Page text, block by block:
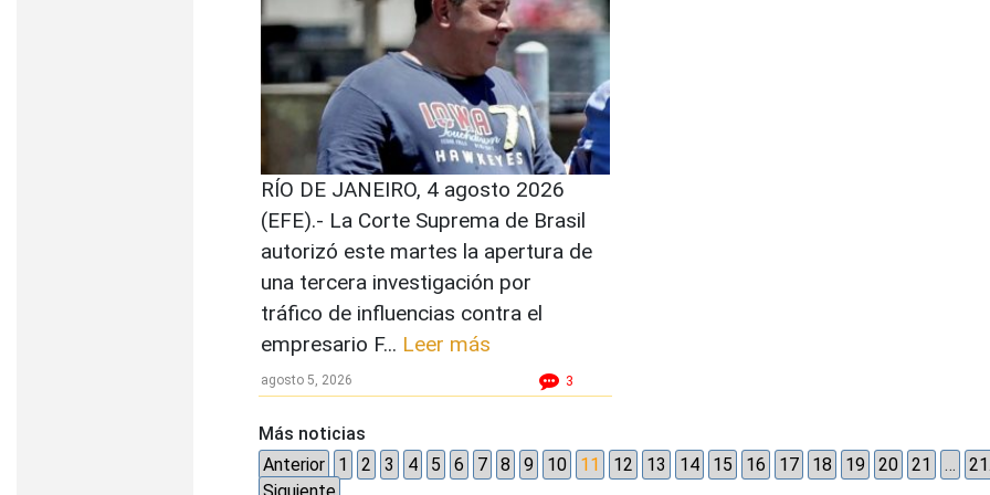
RÍO DE JANEIRO, 4 agosto 2026
(EFE).- La Corte Suprema de Brasil
autorizó este martes la apertura de
una tercera investigación por
tráfico de influencias contra el
empresario F... Leer más
agosto 5, 2026 3
Más noticias
Anterior
1 2 3 4 5 6 7 8 9 10 11 12 13 14 15 16 17 18 19 20 21 …